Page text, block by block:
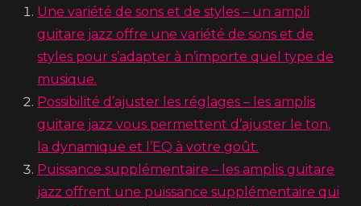
Une variété de sons et de styles – un ampli
guitare jazz offre une variété de sons et de
styles pour s’adapter à n’importe quel type de
musique.
Possibilité d’ajuster les réglages – les amplis
guitare jazz vous permettent d’ajuster le ton,
la dynamique et l’EQ à votre goût.
Puissance supplémentaire – les amplis guitare
jazz offrent une puissance supplémentaire qui